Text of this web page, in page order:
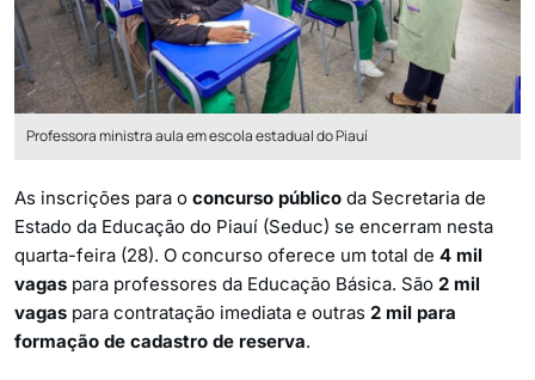
Professora ministra aula em escola estadual do Piauí
As inscrições para o concurso público da Secretaria de
Estado da Educação do Piauí (Seduc) se encerram nesta
quarta-feira (28). O concurso oferece um total de 4 mil
vagas para professores da Educação Básica. São 2 mil
vagas para contratação imediata e outras 2 mil para
formação de cadastro de reserva.